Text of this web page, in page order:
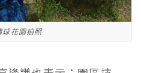
球花園拍照